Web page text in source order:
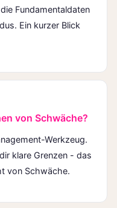
Fundamentaldaten
Ein kurzer Blick
von Schwäche?
Werkzeug.
klare Grenzen - das
von Schwäche.